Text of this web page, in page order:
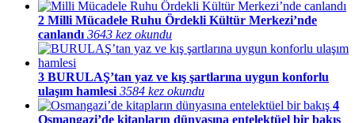
2 Milli Mücadele Ruhu Ördekli Kültür Merkezi’nde
canlandı 3643 kez okundu
3 BURULAŞ’tan yaz ve kış şartlarına uygun konforlu
ulaşım hamlesi 3584 kez okundu
4
Osmangazi’de kitapların dünyasına entelektüel bir bakış